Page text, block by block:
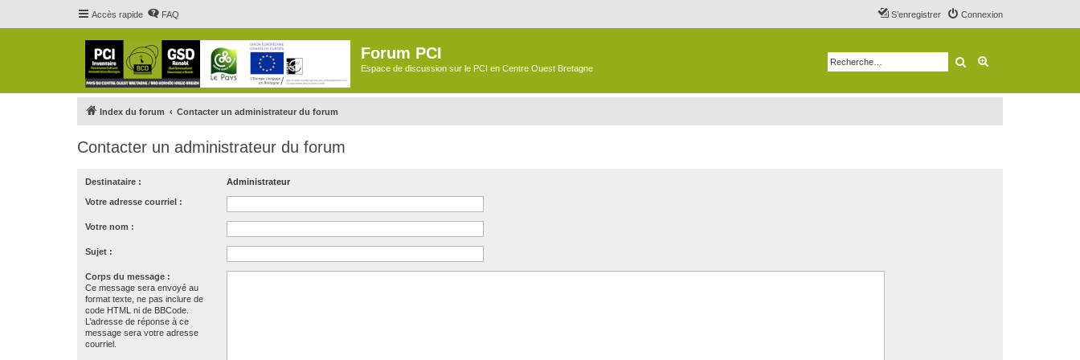
Accès rapide FAQ Connexion
S’enregistrer
Forum PCI
Espace de discussion sur le PCI en Centre Ouest Bretagne Rechercher
Index du forum Contacter un administrateur du forum
Contacter un administrateur du forum
Destinataire : Administrateur
Votre adresse courriel :
Votre nom :
Sujet :
Corps du message :
Ce message sera envoyé au
format texte, ne pas inclure de
code HTML ni de BBCode.
L’adresse de réponse à ce
message sera votre adresse
courriel.